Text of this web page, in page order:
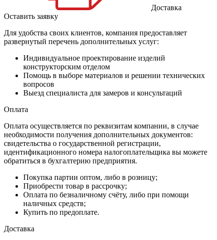
Доставка
Оставить заявку
Для удобства своих клиентов, компания предоставляет
развернутый перечень дополнительных услуг:
Индивидуальное проектирование изделий
конструкторским отделом
Помощь в выборе материалов и решении технических
вопросов
Выезд специалиста для замеров и консультаций
Оплата
Оплата осуществляется по реквизитам компании, в случае
необходимости получения дополнительных документов:
свидетельства о государственной регистрации,
идентификационного номера налогоплательщика вы можете
обратиться в бухгалтерию предприятия.
Покупка партии оптом, либо в розницу;
Приобрести товар в рассрочку;
Оплата по безналичному счёту, либо при помощи
наличных средств;
Купить по предоплате.
Доставка